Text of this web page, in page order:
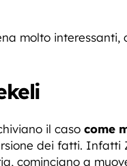
molto
il caso come
dei fatti. Infatti
cominciano a